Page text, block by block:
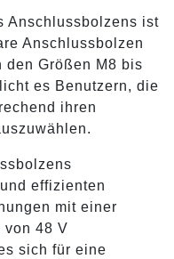
Anschlussbolzens ist
Anschlussbolzen
den Größen M8 bis
es Benutzern, die
ihren
effizienten
mit einer
von 48 V
sich für eine